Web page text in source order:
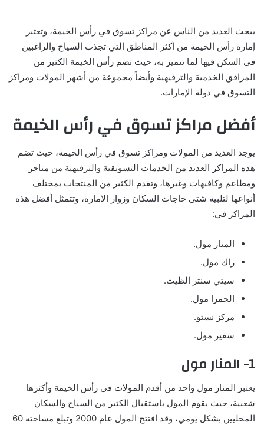
يبحث العديد من الناس عن مراكز تسوق في رأس الخيمة، وتعتبر
إمارة رأس الخيمة من أكثر المناطق التي تجذب السياح والراغبين
في السكن فيها لما تتميز به، حيث تضم رأس الخيمة الكثير من
المرافق الخدمية والترفيهية وأيضاً مجموعة من أشهر المولات ومراكز
التسوق في دولة الإمارات.
أفضل مراكز تسوق في رأس الخيمة
يوجد العديد من المولات ومراكز تسوق في رأس الخيمة، حيث تضم
هذه المراكز العديد من الخدمات التسويقية والترفيهية من متاجر
ومطاعم وكافيهات وغيرها، وتقدم الكثير من المنتجات بمختلف
أنواعها لتلبية شتى حاجات السكان وزوار الإمارة، وتتمثل أفضل هذه
المراكز في:
المنار مول.
راك مول.
سيتي سنتر الظيت.
الحمرا مول.
مركز نستو.
سفير مول.
1- المنار مول
يعتبر المنار مول واحد من أقدم المولات في رأس الخيمة وأكثرها
شعبية، حيث يقوم المول باستقبال الكثير من السياح والسكان
المحليين بشكل يومي، وقد افتتح المول عام 2000 وتبلغ مساحته 60